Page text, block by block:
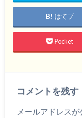
はてブ
Pocket
コメントを残す
メールアドレスが